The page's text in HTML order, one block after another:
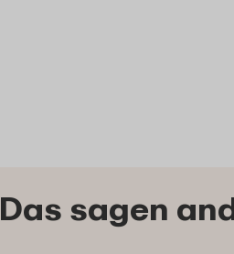
Das sagen